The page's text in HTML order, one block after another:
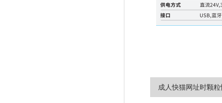
成人快猫网址时颗